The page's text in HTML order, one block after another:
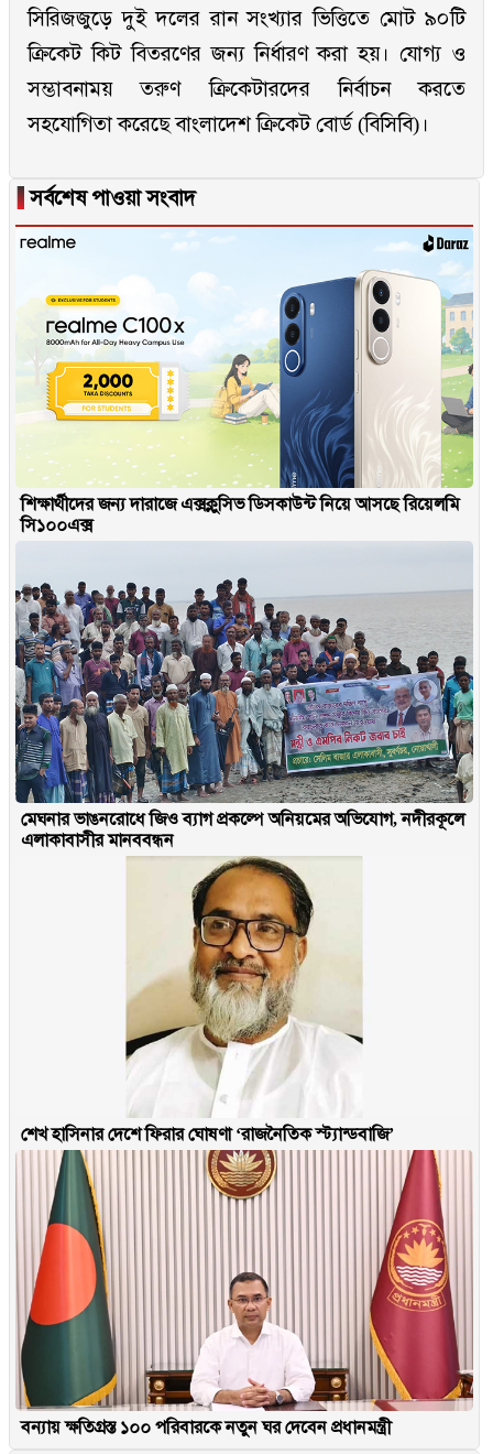
সিরিজজুড়ে দুই দলের রান সংখ্যার ভিত্তিতে মোট ৯০টি
ক্রিকেট কিট বিতরণের জন্য নির্ধারণ করা হয়। যোগ্য ও
সম্ভাবনাময় তরুণ ক্রিকেটারদের নির্বাচন করতে
সহযোগিতা করেছে বাংলাদেশ ক্রিকেট বোর্ড (বিসিবি)।
▐সর্বশেষ পাওয়া সংবাদ
শিক্ষার্থীদের জন্য দারাজে এক্সক্লুসিভ ডিসকাউন্ট নিয়ে আসছে রিয়েলমি
সি১০০এক্স
মেঘনার ভাঙনরোধে জিও ব্যাগ প্রকল্পে অনিয়মের অভিযোগ, নদীরকূলে
এলাকাবাসীর মানববন্ধন
শেখ হাসিনার দেশে ফিরার ঘোষণা ‘রাজনৈতিক স্ট্যান্ডবাজি’
বন্যায় ক্ষতিগ্রস্ত ১০০ পরিবারকে নতুন ঘর দেবেন প্রধানমন্ত্রী